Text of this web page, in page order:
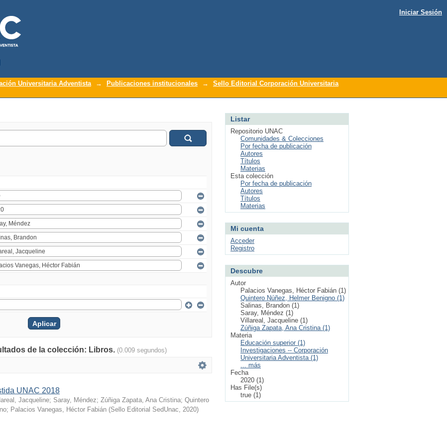
Iniciar Sesión
Universitaria Adventista → Publicaciones institucionales →
Sello Editorial Corporación Universitaria
de la colección: Libros. (0.009 segundos)
UNAC 2018
Jacqueline; Saray, Méndez; Zúñiga Zapata, Ana Cristina; Quintero
; Palacios Vanegas, Héctor Fabián (Sello Editorial SedUnac, 2020)
Listar
Repositorio UNAC
Comunidades & Colecciones
Por fecha de publicación
Autores
Títulos
Materias
Esta colección
Por fecha de publicación
Autores
Títulos
Materias
Mi cuenta
Acceder
Registro
Descubre
Autor
Palacios Vanegas, Héctor Fabián (1)
Quintero Núñez, Helmer Benigno (1)
Salinas, Brandon (1)
Saray, Méndez (1)
Villareal, Jacqueline (1)
Zúñiga Zapata, Ana Cristina (1)
Materia
Educación superior (1)
Investigaciones -- Corporación
Universitaria Adventista (1)
... más
Fecha
2020 (1)
Has File(s)
true (1)